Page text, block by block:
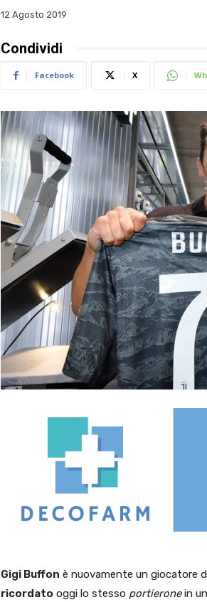
12 Agosto 2019
Condividi
Facebook X
Gigi Buffon è nuovamente un giocatore
ricordato oggi lo stesso portieronein